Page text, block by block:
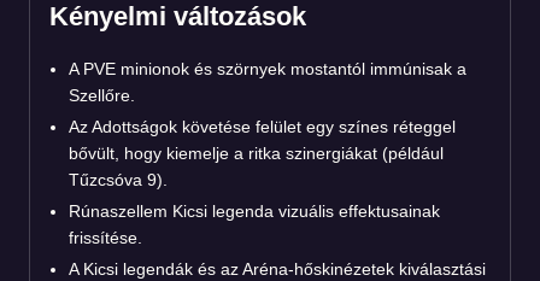
Kényelmi változások
A PVE minionok és szörnyek mostantól immúnisak a
Szellőre.
Az Adottságok követése felület egy színes réteggel
bővült, hogy kiemelje a ritka szinergiákat (például
Tűzcsóva 9).
Rúnaszellem Kicsi legenda vizuális effektusainak
frissítése.
A Kicsi legendák és az Aréna-hőskinézetek kiválasztási